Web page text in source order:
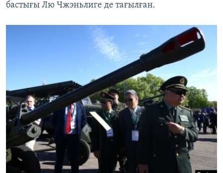
бастығы Лю Чжэньлиге де тағылған.